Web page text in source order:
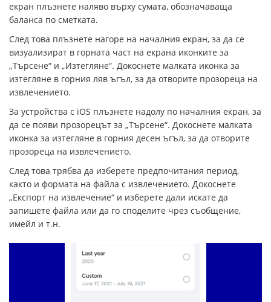
екран плъзнете наляво върху сумата, обозначаваща
баланса по сметката.
След това плъзнете нагоре на началния екран, за да се
визуализират в горната част на екрана иконките за
„Търсене“ и „Изтегляне“. Докоснете малката иконка за
изтегляне в горния ляв ъгъл, за да отворите прозореца на
извлечението.
За устройства с iOS плъзнете надолу по началния екран, за
да се появи прозорецът за „Търсене“. Докоснете малката
иконка за изтегляне в горния десен ъгъл, за да отворите
прозореца на извлечението.
След това трябва да изберете предпочитания период,
както и формата на файла с извлечението. Докоснете
„Експорт на извлечение“ и изберете дали искате да
запишете файла или да го споделите чрез съобщение,
имейл и т.н.